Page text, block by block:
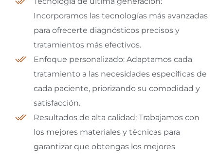
Incorporamos las tecnologías más avanzadas
para ofrecerte diagnósticos precisos y
tratamientos más efectivos.
Enfoque personalizado: Adaptamos cada
tratamiento a las necesidades específicas de
cada paciente, priorizando su comodidad y
satisfacción.
Resultados de alta calidad: Trabajamos con
los mejores materiales y técnicas para
garantizar que obtengas los mejores